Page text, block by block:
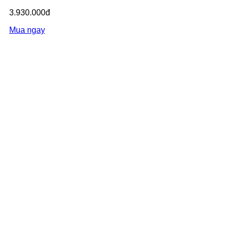
3.930.000đ
Mua ngay